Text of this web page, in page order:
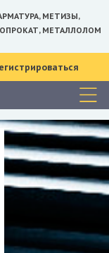
МЕТИЗЫ,
МЕТАЛЛОЛОМ